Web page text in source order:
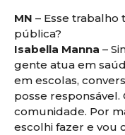
MN – Esse
pública?
Isabella Manna –
gente atua em
em escolas,
posse responsável.
comunidade. Por
escolhi fazer e vou